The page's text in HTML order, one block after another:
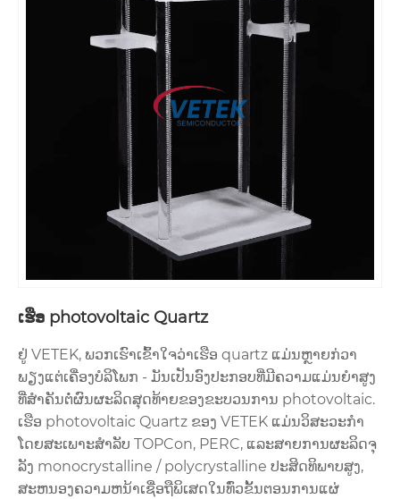
ເຮືອ photovoltaic Quartz
ຢູ່ VETEK, ພວກເຮົາເຂົ້າໃຈວ່າເຮືອ quartz ແມ່ນຫຼາຍກ່ວາ
ພຽງແຕ່ເຄື່ອງບໍລິໂພກ - ມັນເປັນອົງປະກອບທີ່ມີຄວາມແມ່ນຍໍາສູງ
ທີ່ສໍາຄັນຕໍ່ຜົນຜະລິດສຸດທ້າຍຂອງຂະບວນການ photovoltaic.
ເຮືອ photovoltaic Quartz ຂອງ VETEK ແມ່ນວິສະວະກໍາ
ໂດຍສະເພາະສໍາລັບ TOPCon, PERC, ແລະສາຍການຜະລິດຈຸ
ລັງ monocrystalline / polycrystalline ປະສິດທິພາບສູງ,
ສະຫນອງຄວາມຫນ້າເຊື່ອຖືພິເສດໃນທົ່ວຂັ້ນຕອນການແຜ່